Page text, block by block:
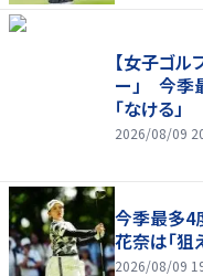
【女子ゴル
ー」 今季
「なける」
2026/08/09
今季最多4
花奈は「狙
2026/08/09